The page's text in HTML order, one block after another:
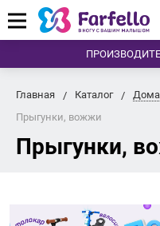
Главная Каталог
Прыгунки, вожжи
Прыгунки,